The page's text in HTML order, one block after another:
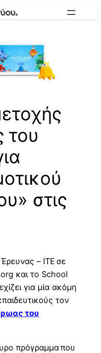
του
στις
– ΙΤΕ σε
και το School
για μία ακόμη
τον
του
πρόγραμμα που